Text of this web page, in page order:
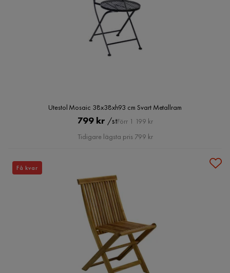
Utestol Mosaic 38x38xh93 cm Svart Metallram
Pris
799 kr /stOriginal
Pris
Förr 1 199 kr
Tidigare lägsta pris 799 kr
Få kvar